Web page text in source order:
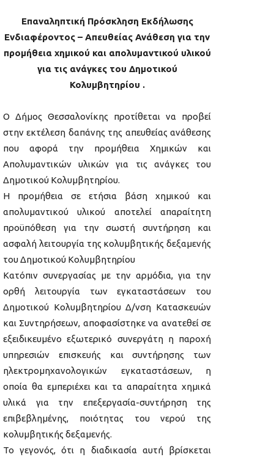
Επαναληπτική Πρόσκληση Εκδήλωσης
Ενδιαφέροντος – Απευθείας Ανάθεση για την
προμήθεια χημικού και απολυμαντικού υλικού
για τις ανάγκες του Δημοτικού
Κολυμβητηρίου .
Ο Δήμος Θεσσαλονίκης προτίθεται να προβεί
στην εκτέλεση δαπάνης της απευθείας ανάθεσης
που αφορά την προμήθεια Χημικών και
Απολυμαντικών υλικών για τις ανάγκες του
Δημοτικού Κολυμβητηρίου.
Η προμήθεια σε ετήσια βάση χημικού και
απολυμαντικού υλικού αποτελεί απαραίτητη
προϋπόθεση για την σωστή συντήρηση και
ασφαλή λειτουργία της κολυμβητικής δεξαμενής
του Δημοτικού Κολυμβητηρίου
Κατόπιν συνεργασίας με την αρμόδια, για την
ορθή λειτουργία των εγκαταστάσεων του
Δημοτικού Κολυμβητηρίου Δ/νση Κατασκευών
και Συντηρήσεων, αποφασίστηκε να ανατεθεί σε
εξειδικευμένο εξωτερικό συνεργάτη η παροχή
υπηρεσιών επισκευής και συντήρησης των
ηλεκτρομηχανολογικών εγκαταστάσεων, η
οποία θα εμπεριέχει και τα απαραίτητα χημικά
υλικά για την επεξεργασία-συντήρηση της
επιβεβλημένης, ποιότητας του νερού της
κολυμβητικής δεξαμενής.
Το γεγονός, ότι η διαδικασία αυτή βρίσκεται